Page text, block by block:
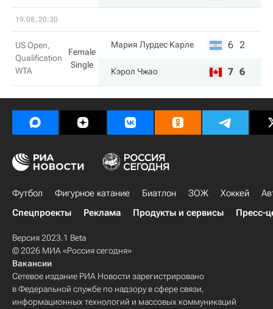
19.08, 20:30
US Open,
Qualification
WTA
Female
Single
Мария Лурдес Карле 6 2
Кэрол Чжао 7 6
Футбол Фигурное катание Биатлон ЗОЖ Хоккей
Спецпроекты
Реклама Продукты и сервисы Пресс-
Версия 2023.1 Beta
© 2026 МИА «Россия сегодня»
Вакансии
Сетевое издание РИА Новости зарегистрировано
в Федеральной службе по надзору в сфере связи,
информационных технологий и массовых коммуникаций